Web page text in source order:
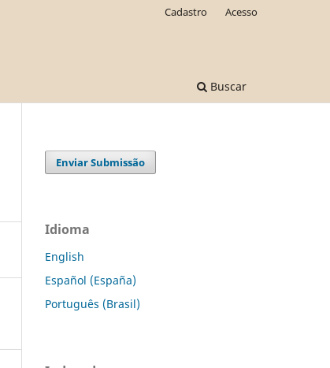
Buscar
Cadastro Acesso
Enviar Submissão
Idioma
English
Español (España)
Português (Brasil)